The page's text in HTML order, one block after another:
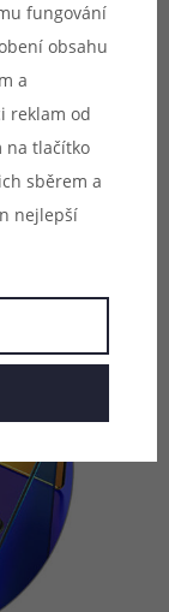
na krásných
poradí i s
O aktuálním
dioda v boční
pomocí
fungování
obsahu
a
reklam od
na tlačítko
sběrem a
nejlepší